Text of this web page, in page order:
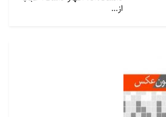
از…